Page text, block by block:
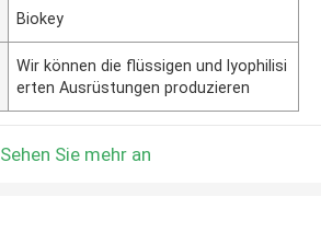
Biokey
Wir können die flüssigen und lyophilisi
erten Ausrüstungen produzieren
Sehen Sie mehr an